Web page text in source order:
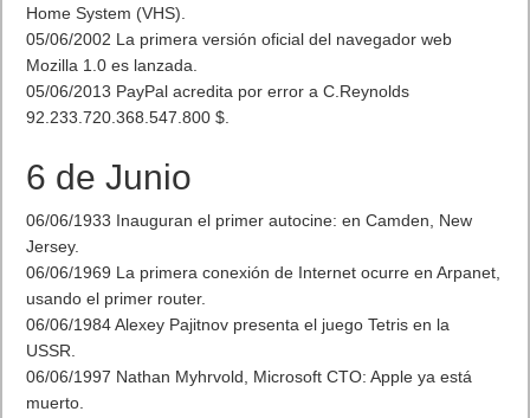
Home System (VHS).
05/06/2002 La primera versión oficial del navegador web
Mozilla 1.0 es lanzada.
05/06/2013 PayPal acredita por error a C.Reynolds
92.233.720.368.547.800 $.
6 de Junio
06/06/1933 Inauguran el primer autocine: en Camden, New
Jersey.
06/06/1969 La primera conexión de Internet ocurre en Arpanet,
usando el primer router.
06/06/1984 Alexey Pajitnov presenta el juego Tetris en la
USSR.
06/06/1997 Nathan Myhrvold, Microsoft CTO: Apple ya está
muerto.